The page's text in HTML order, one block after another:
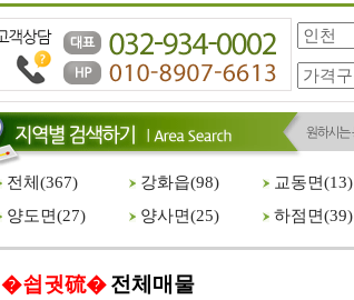
전체(367) 강화읍(98) 교동면(13)
양도면(27) 양사면(25) 하점면(39)
�쇱궛硫�전체매물